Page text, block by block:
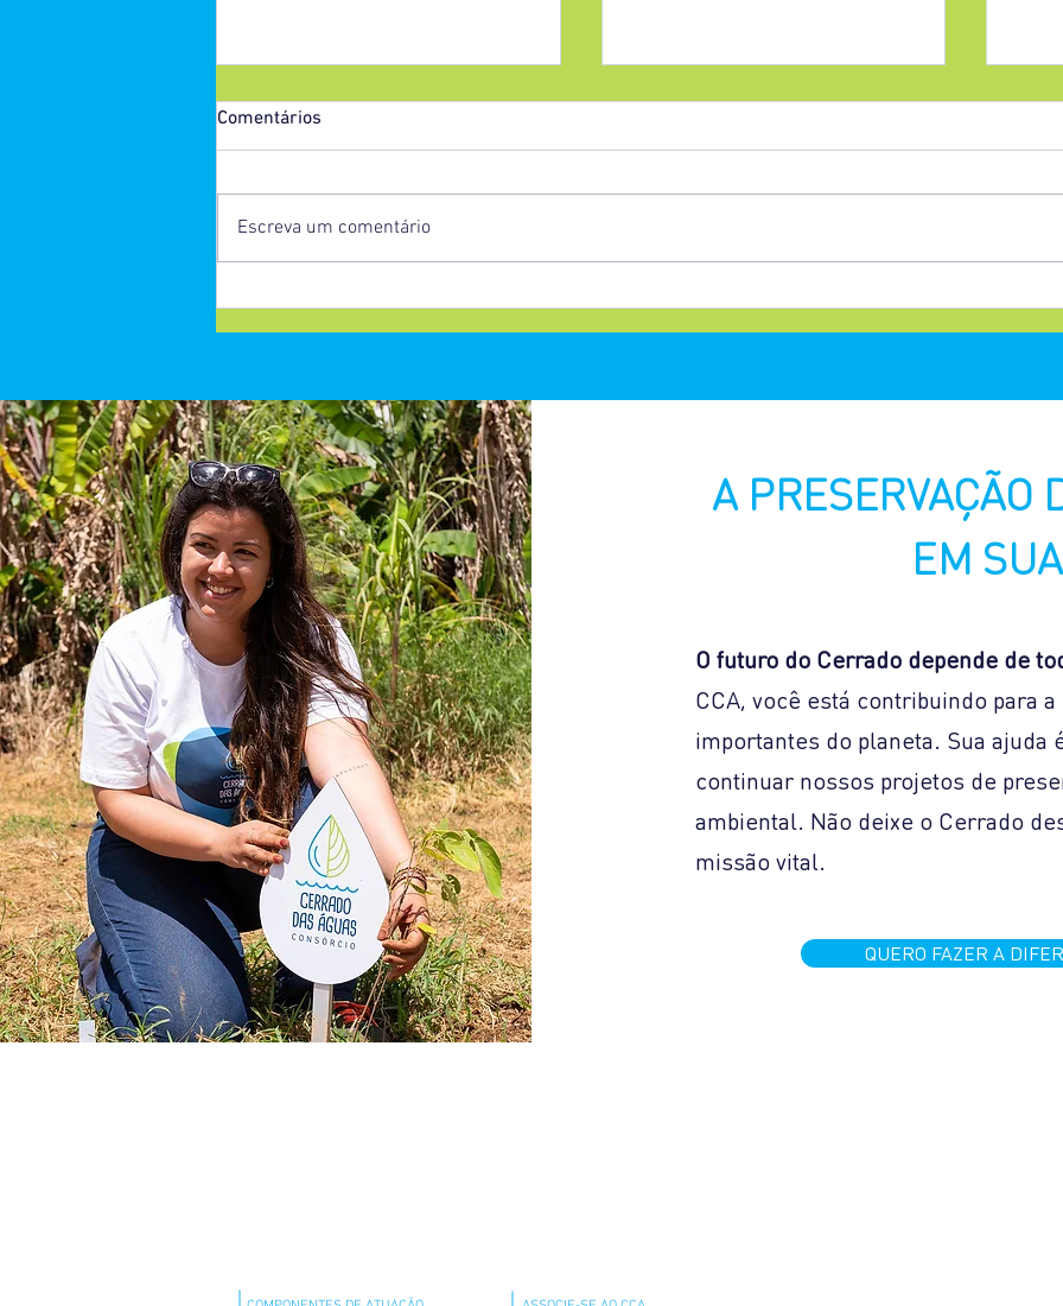
Comentários
Escreva um comentário
A PRESERVAÇÃO
EM
O futuro do Cerrado depende de
CCA, você está contribuindo para
importantes do planeta. Sua ajuda
continuar nossos projetos de
ambiental. Não deixe o Cerrado
missão vital.
QUERO FAZER A